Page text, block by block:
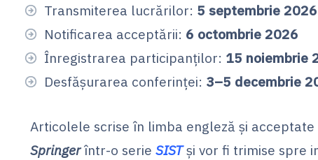
Transmiterea lucrărilor: 5 septembrie 2026
Notificarea acceptării: 6 octombrie 2026
Înregistrarea participanților: 15 noiembrie
Desfășurarea conferinței: 3–5 decembrie
Articolele scrise în limba engleză și
Springerîntr-o serie SIST și vor fi trimise spre